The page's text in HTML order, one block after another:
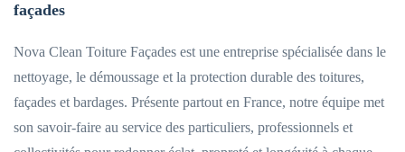
façades
Nova Clean Toiture Façades est une entreprise spécialisée dans le
nettoyage, le démoussage et la protection durable des toitures,
façades et bardages. Présente partout en France, notre équipe met
son savoir-faire au service des particuliers, professionnels et